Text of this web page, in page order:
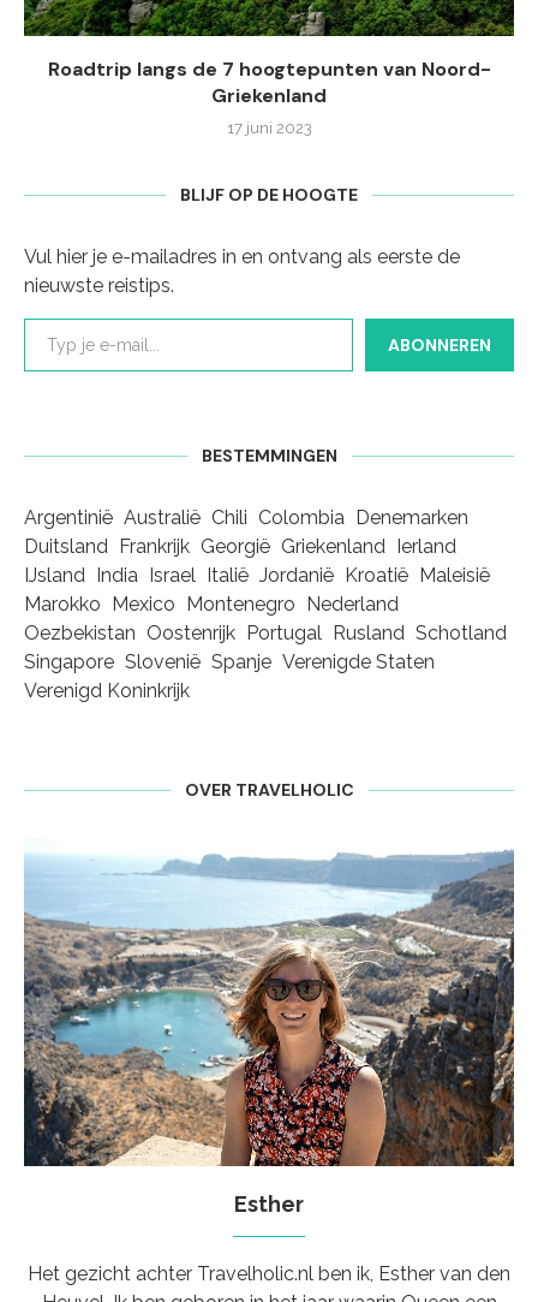
Roadtrip langs de 7 hoogtepunten van Noord-
Griekenland
17 juni 2023
BLIJF OP DE HOOGTE
Vul hier je e-mailadres in en ontvang als eerste de
nieuwste reistips.
Typ je e-mail...
ABONNEREN
BESTEMMINGEN
Argentinië Australië Chili Colombia
Denemarken
Duitsland
Frankrijk Georgië Griekenland
Ierland
IJsland
India Israel Italië Jordanië Kroatië
Maleisië
Marokko
Mexico Montenegro
Nederland
Oezbekistan Oostenrijk Portugal Rusland Schotland
Singapore Slovenië Spanje Verenigde Staten
Verenigd Koninkrijk
OVER TRAVELHOLIC
Esther
Het gezicht achter Travelholic.nl ben ik, Esther van den